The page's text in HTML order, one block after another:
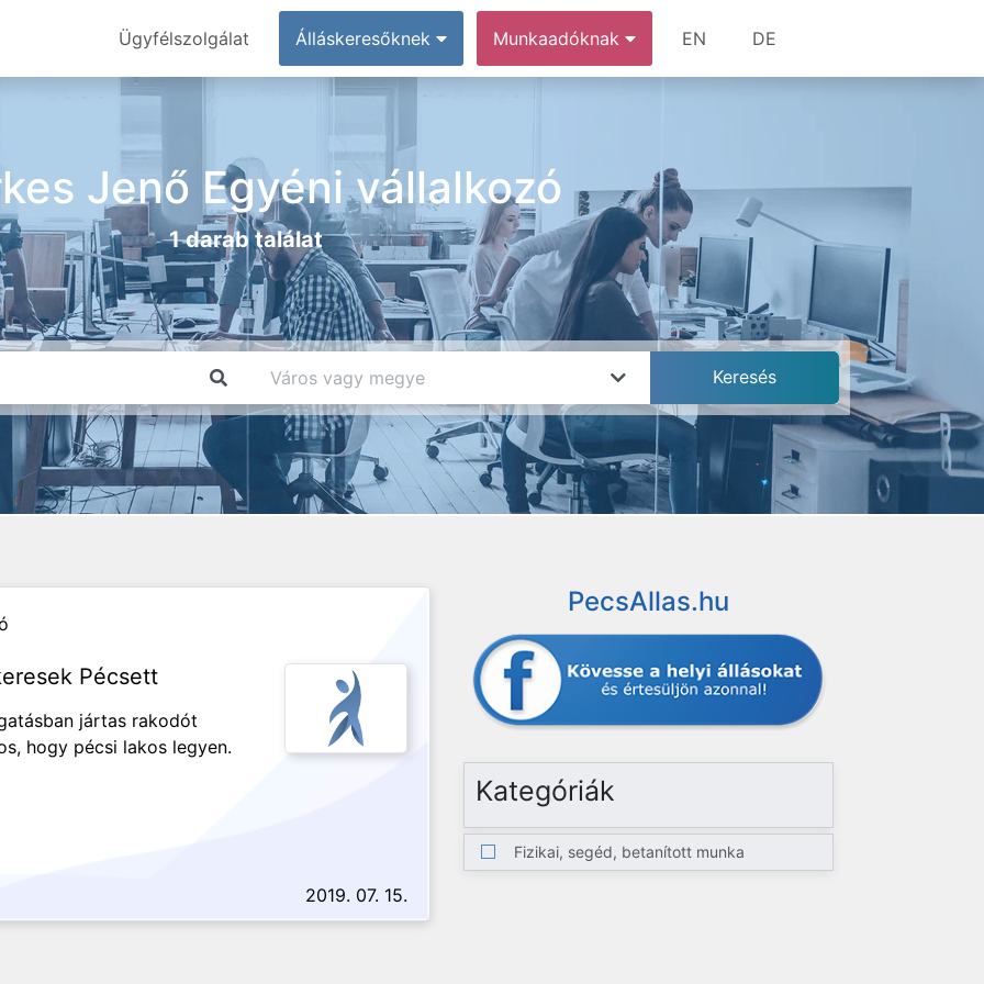
Ügyfélszolgálat Álláskeresőknek Munkaadóknak EN DE
Jenő Egyéni vállalkozó
1 darab találat
Pécsett
jártas rakodót
hogy pécsi lakos legyen.
2019. 07. 15.
PecsAllas.hu
Kategóriák
Fizikai, segéd, betanított munka